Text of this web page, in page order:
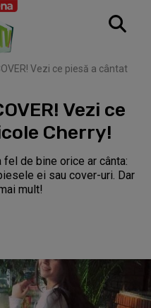
Vezi ce piesă a cântat
Vezi ce
Cherry!
de bine orice ar cânta:
ei sau cover-uri. Dar
mult!